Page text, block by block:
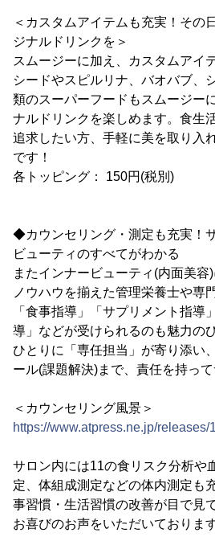
＜カスタムアイテムも充実！その
ジナルドリンクを＞
スムージーに加え、カスタムアイ
シードやスピルリナ、バオバブ、
類のスーパーフードもスムージー
ナルドリンクを楽しめます。食生
追求したい方、手軽に美を取り入
です！
各トッピング： 150円(税別)
◆カウンセリング・測定も充実！
ビューティのすべてがわかる
またインナービューティ(内面美
ノウハウを揃えた管理栄養士や専
「食事指導」「サプリメント指導
導」などが受けられるのも魅力の
ひとりに「専任担当」が寄り添い
ール(課題解決)まで、責任を持って
＜カウンセリング風景＞
https://www.atpress.ne.jp/
サロン内には11の食リスク分析や
定、体組成測定などの体内測定も
事習慣・生活習慣の改善が目で見
お喜びのお声をいただいております